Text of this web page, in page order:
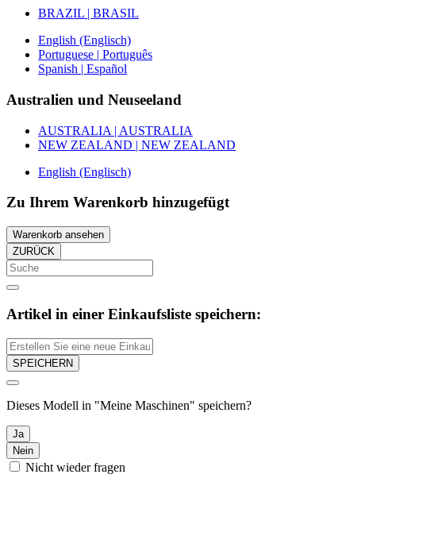
BRAZIL | BRASIL
English (Englisch)
Portuguese | Português
Spanish | Español
Australien und Neuseeland
AUSTRALIA | AUSTRALIA
NEW ZEALAND | NEW ZEALAND
English (Englisch)
Zu Ihrem Warenkorb hinzugefügt
Warenkorb ansehen
ZURÜCK
Artikel in einer Einkaufsliste speichern:
SPEICHERN
Dieses Modell in "Meine Maschinen" speichern?
Ja
Nein
Nicht wieder fragen